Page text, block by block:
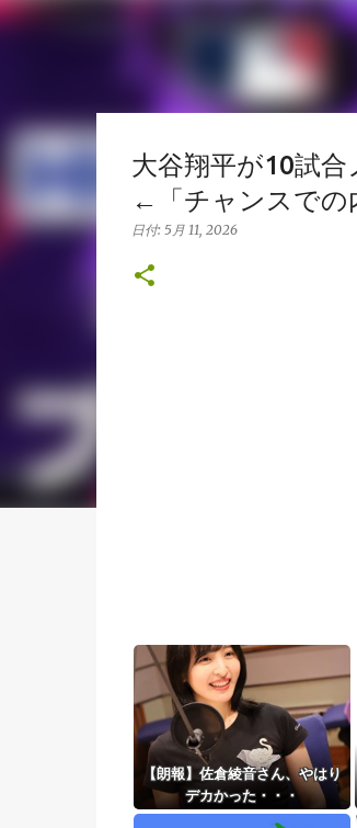
大谷翔平が10試合
←「チャンスでの
日付: 5月 11, 2026
【朗報】佐倉綾音さん、やはり
デカかった・・・